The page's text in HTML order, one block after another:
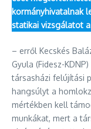
kormányhivatalnak
statikai vizsgálatot
– erről Kecskés
Gyula (Fidesz-
társasházi felújítási
hangsúlyt a
mértékben kell
munkákat, mert a